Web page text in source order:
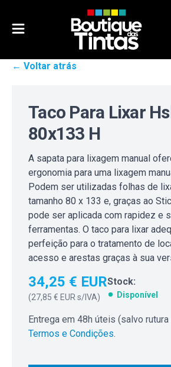
← Voltar atrás
Taco Para Lixar
80x133 H
A sapata para lixagem manual
ergonomia para uma lixagem
Podem ser utilizadas folhas de
tamanho 80 x 133 e, graças ao
pode ser aplicada com rapidez e
ferramentas. O taco para lixar
perfeição para o tratamento de
acesso e arestas graças à sua
34,25 € EUR
(27,85 € EUR s/IVA)
Stock:
Disponível
Entrega em 48h úteis (salvo
Termos e Condições.